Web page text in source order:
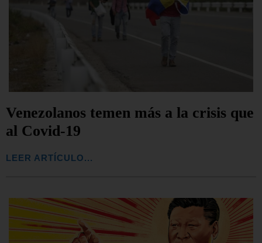
Venezolanos temen más a la crisis que
al Covid-19
LEER ARTÍCULO...